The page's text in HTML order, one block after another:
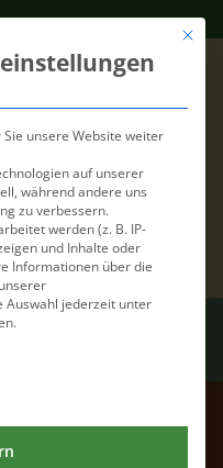
Mit
unsere Website weiter
auf unserer
während andere uns
zu verbessern.
werden (z. B. IP-
und Inhalte oder
Informationen über die
Auswahl jederzeit unter
für die eine